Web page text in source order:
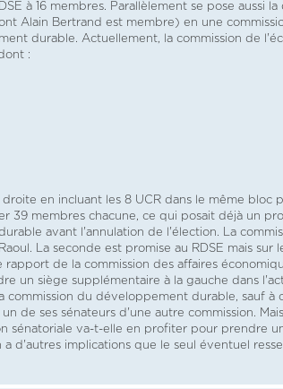
à 16 membres. Parallèlement se pose aussi la
Alain Bertrand est membre) en une
durable. Actuellement, la commission de
:
en incluant les 8 UCR dans le même bloc
39 membres chacune, ce qui posait déjà un
avant l'annulation de l'élection. La
La seconde est promise au RDSE mais sur
de la commission des affaires
un siège supplémentaire à la gauche dans
du développement durable, sauf à
de ses sénateurs d'une autre commission.
sénatoriale va-t-elle en profiter pour prendre
d'autres implications que le seul éventuel